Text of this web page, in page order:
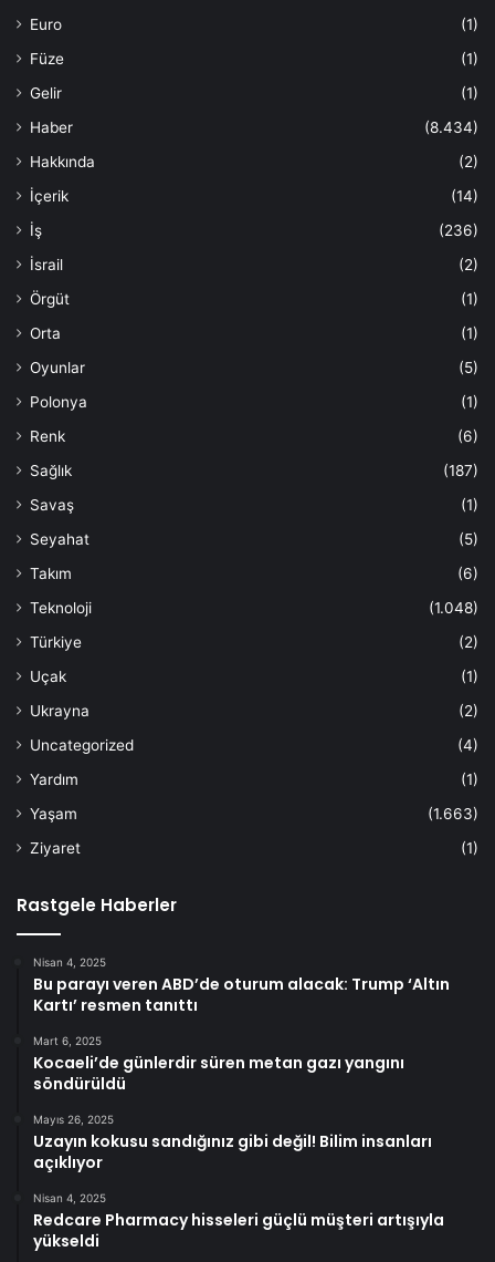
Euro
(1)
Füze
(1)
Gelir
(1)
Haber
(8.434)
Hakkında
(2)
İçerik
(14)
İş
(236)
İsrail
(2)
Örgüt
(1)
Orta
(1)
Oyunlar
(5)
Polonya
(1)
Renk
(6)
Sağlık
(187)
Savaş
(1)
Seyahat
(5)
Takım
(6)
Teknoloji
(1.048)
Türkiye
(2)
Uçak
(1)
Ukrayna
(2)
Uncategorized
(4)
Yardım
(1)
Yaşam
(1.663)
Ziyaret
(1)
Rastgele Haberler
Nisan 4, 2025
Bu parayı veren ABD’de oturum alacak: Trump ‘Altın
Kartı’ resmen tanıttı
Mart 6, 2025
Kocaeli’de günlerdir süren metan gazı yangını
söndürüldü
Mayıs 26, 2025
Uzayın kokusu sandığınız gibi değil! Bilim insanları
açıklıyor
Nisan 4, 2025
Redcare Pharmacy hisseleri güçlü müşteri artışıyla
yükseldi